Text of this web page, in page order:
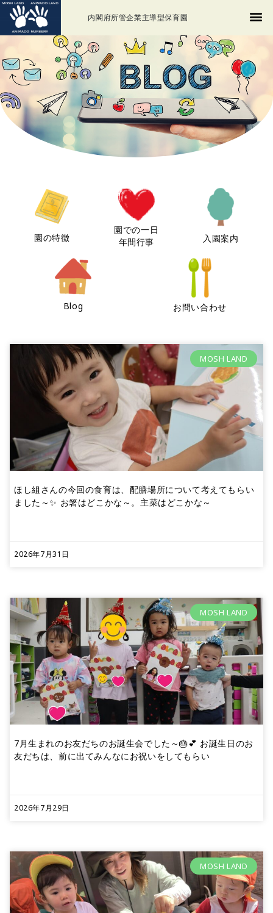
内閣府所管企業主導型保育園
園の特徴
園での一日
年間行事
入園案内
Blog お問い合わせ
MOSH LAND
ほし組さんの今回の食育は、配膳場所について考えてもらい
ました～✨ お箸はどこかな～。主菜はどこかな～
2026年7月31日
MOSH LAND
7月生まれのお友だちのお誕生会でした～🎂💕 お誕生日のお
友だちは、前に出てみんなにお祝いをしてもらい
2026年7月29日
MOSH LAND